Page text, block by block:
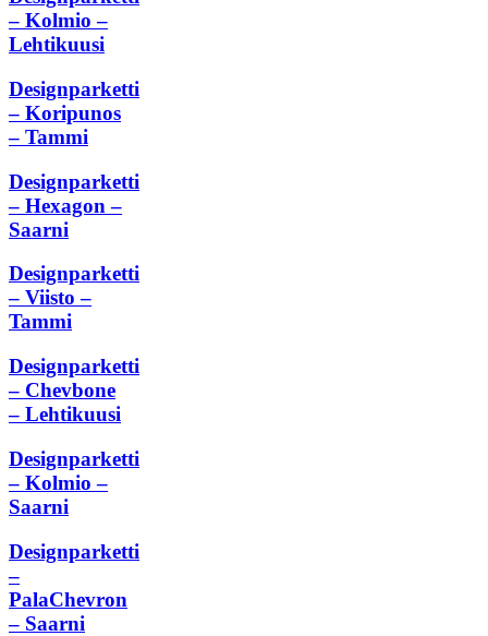
– Kolmio –
Lehtikuusi
Designparketti
– Koripunos
– Tammi
Designparketti
– Hexagon –
Saarni
Designparketti
– Viisto –
Tammi
Designparketti
– Chevbone
– Lehtikuusi
Designparketti
– Kolmio –
Saarni
Designparketti
–
PalaChevron
– Saarni